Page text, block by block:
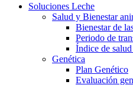
Soluciones Leche
Salud y Bienestar
Bienestar de
Periodo de
Índice de
Genética
Plan Genético
Evaluación